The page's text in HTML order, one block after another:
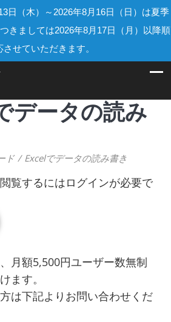
日（木）～2026年8月16日（日）は夏季
きましては2026年8月17日（月）以降順
させていただきます。
データの読み
ド / Excelでデータの読み書き
覧するにはログインが必要で
月額5,500円ユーザー数無制
ます。
は下記よりお問い合わせくだ